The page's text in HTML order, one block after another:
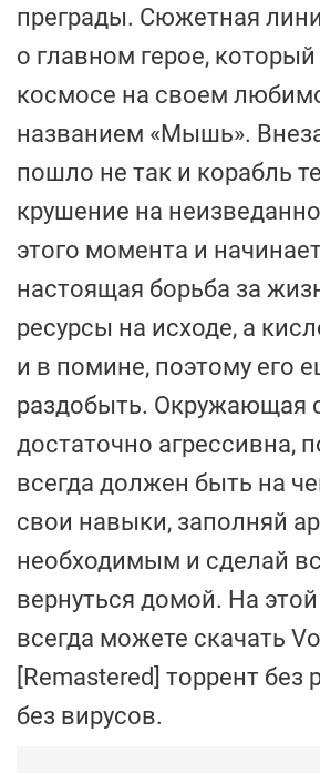
преграды. Сюжетная
о главном герое,
космосе на своем
названием «Мышь».
пошло не так и корабль
крушение на
этого момента и
настоящая борьба за
ресурсы на исходе, а
и в помине, поэтому его
раздобыть. Окружающая
достаточно агрессивна,
всегда должен быть на
свои навыки, заполняй
необходимым и сделай
вернуться домой. На
всегда можете скачать
[Remastered] торрент без
без вирусов.